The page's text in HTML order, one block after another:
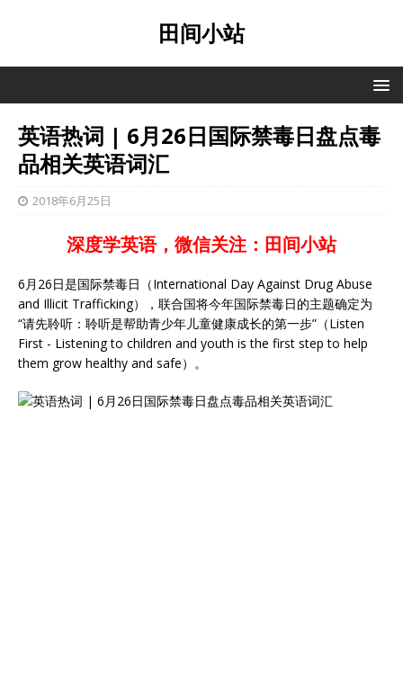
田间小站
英语热词 | 6月26日国际禁毒日盘点毒
品相关英语词汇
2018年6月25日
深度学英语，微信关注：田间小站
6月26日是国际禁毒日（International Day Against Drug Abuse
and Illicit Trafficking），联合国将今年国际禁毒日的主题确定为
“请先聆听：聆听是帮助青少年儿童健康成长的第一步”（Listen
First - Listening to children and youth is the first step to help
them grow healthy and safe）。